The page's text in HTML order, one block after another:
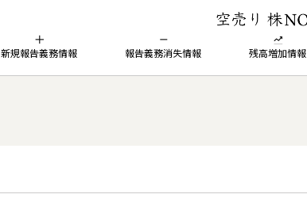
新規報告義務情報 報告義務消失情報 残高増加情報